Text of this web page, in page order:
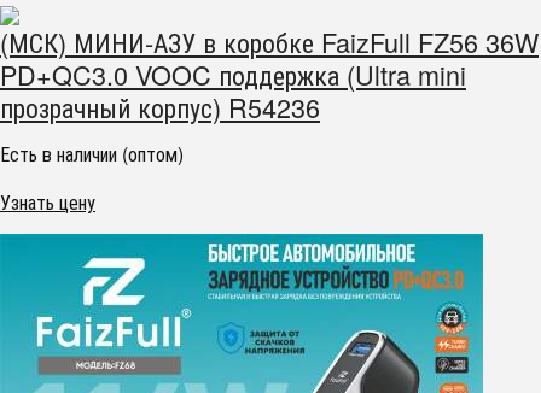
(МСК) МИНИ-АЗУ в коробке FaizFull FZ56 36W
PD+QC3.0 VOOC поддержка (Ultra mini
прозрачный корпус) R54236
Есть в наличии (оптом)
Узнать цену